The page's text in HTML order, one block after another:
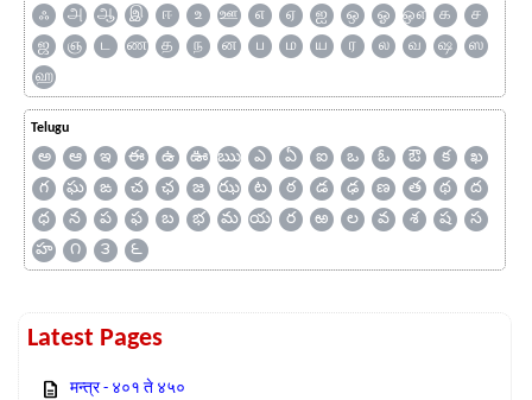
ஃ அ ஆ இ ஈ உ ஊ எ ஏ ஐ ஒ ஓ ஔ க
ச
ஜ
ஞ ட ண த ந ன ப ம ய ர ல வ ஷ
ஸ
ஹ
Telugu
అ ఆ ఇ ఈ ఉ ఊ ఋ ఎ ఏ ఐ ఒ ఓ ఔ క
ఖ
గ
ఘ ఙ చ ఛ జ ఝ ట ఠ డ ఢ ణ త థ
ద
ధ
న ప ఫ బ భ మ య ర ఱ ల వ శ ష
స
హ
౧ ౩ ౬
Latest Pages
मन्त्र - ४०१ ते ४५०